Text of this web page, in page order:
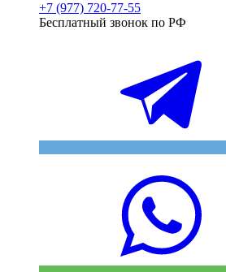
+7 (977) 720-77-55
Бесплатный звонок по РФ